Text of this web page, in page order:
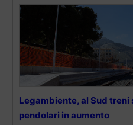
Legambiente, al Sud treni
pendolari in aumento